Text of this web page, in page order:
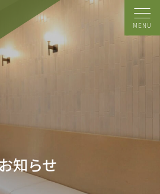
MENU
知らせ